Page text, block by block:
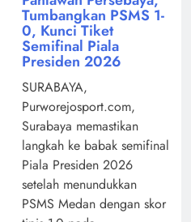
Tumbangkan PSMS 1-
0, Kunci Tiket
Semifinal Piala
Presiden 2026
SURABAYA,
Purworejosport.com,
Surabaya memastikan
langkah ke babak semifinal
Piala Presiden 2026
setelah menundukkan
PSMS Medan dengan skor